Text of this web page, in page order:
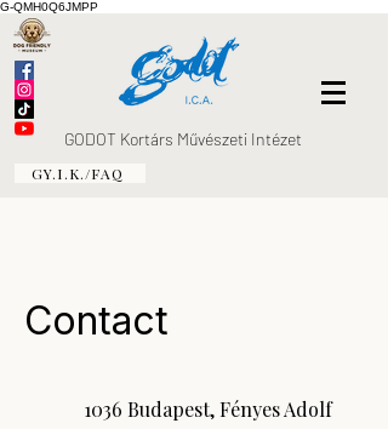
G-QMH0Q6JMPP
GODOT Kortárs Művészeti Intézet
GY.I.K./FAQ
Contact
1036 Budapest, Fényes Adolf